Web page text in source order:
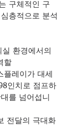
구체적인 구
층적으로 분석
환경에서의
할
레이가 대세
인치로 점프하
를 넘어섭니
전달의 극대화